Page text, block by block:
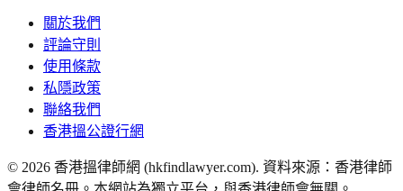
關於我們
評論守則
使用條款
私隱政策
聯絡我們
香港搵公證行網
© 2026 香港搵律師網 (hkfindlawyer.com). 資料來源：香港律師